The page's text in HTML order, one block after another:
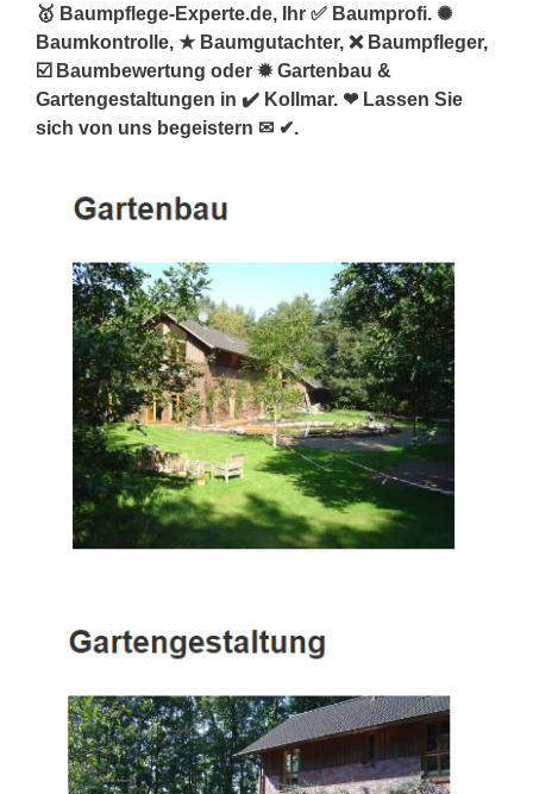
🥇 Baumpflege-Experte.de, Ihr ✅ Baumprofi. ✺
Baumkontrolle, ★ Baumgutachter, ❌ Baumpfleger,
☑️ Baumbewertung oder ✹ Gartenbau &
Gartengestaltungen in ✔️ Kollmar. ❤ Lassen Sie
sich von uns begeistern ✉ ✔.